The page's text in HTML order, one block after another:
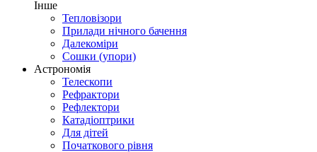
Інше
Тепловізори
Прилади нічного бачення
Далекоміри
Сошки (упори)
Астрономія
Телескопи
Рефрактори
Рефлектори
Катадіоптрики
Для дітей
Початкового рівня